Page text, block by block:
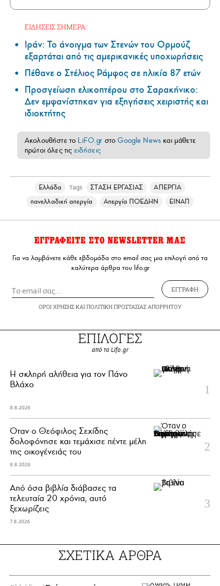
ΕΙΔΗΣΕΙΣ ΣΗΜΕΡΑ:
Ιράν: Το άνοιγμα των Στενών του Ορμούζ
εξαρτάται από τις αμερικανικές υποχωρήσεις
Πέθανε ο Στέλιος Ράμφος σε ηλικία 87 ετών
Προσγείωση ελικοπτέρου στο Σαρακήνικο:
Δεν εμφανίστηκαν για εξηγήσεις χειριστής και
ιδιοκτήτης
Ακολουθήστε το LiFO.gr στοGoogle News και μάθετε
πρώτοι όλες τις ειδήσεις
Ελλάδα Tags ΣΤΑΣΗ ΕΡΓΑΣΙΑΣ
ΑΠΕΡΓΙΑ
πανελλαδική απεργία
Απεργία ΠΟΕΔΗΝ ΕΙΝΑΠ
ΕΓΓΡΑΦΕΙΤΕ ΣΤΟ NEWSLETTER ΜΑΣ
Για να λαμβάνετε κάθε εβδομάδα στο email σας μια επιλογή από τα
καλύτερα άρθρα του lifo.gr
ΕΓΓΡΑΦΗ
ΟΡΟΙ ΧΡΗΣΗΣΚΑΙ ΠΟΛΙΤΙΚΗ ΠΡΟΣΤΑΣΙΑΣ ΑΠΟΡΡΗΤΟΥ
ΕΠΙΛΟΓΕΣ
από το Lifo.gr
H σκληρή αλήθεια για τον Πάνο
Βλάχο
8.8.2026
Όταν ο Θεόφιλος Σεχίδης
δολοφόνησε και τεμάχισε πέντε μέλη
της οικογένειάς του
8.8.2026
Από όσα βιβλία διάβασες τα
τελευταία 20 χρόνια, αυτό
ξεχωρίζεις
7.8.2026
ΣΧΕΤΙΚΑ ΑΡΘΡΑ